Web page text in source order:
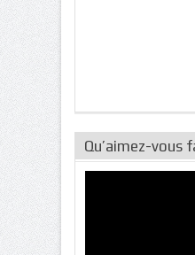
Qu’aimez-vous